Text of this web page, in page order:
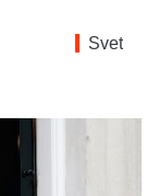
Svet